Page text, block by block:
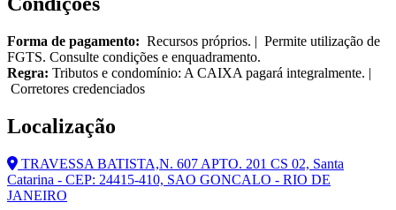
Forma de pagamento: Recursos próprios. | Permite utilização de
FGTS. Consulte condições e enquadramento.
Regra: Tributos e condomínio: A CAIXA pagará integralmente. |
Corretores credenciados
Localização
TRAVESSA BATISTA,N. 607 APTO. 201 CS 02, Santa
Catarina - CEP: 24415-410, SAO GONCALO - RIO DE
JANEIRO